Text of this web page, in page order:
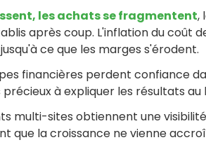
les achats se fragmentent,
après coup. L'inflation du coût
ce que les marges s'érodent.
financières perdent confiance
à expliquer les résultats au
multi-sites obtiennent une
que la croissance ne vienne